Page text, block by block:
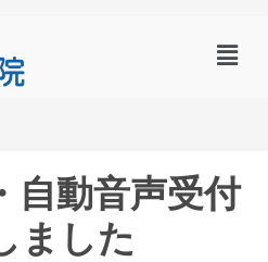
メ
ニ
自動音声受付
ました